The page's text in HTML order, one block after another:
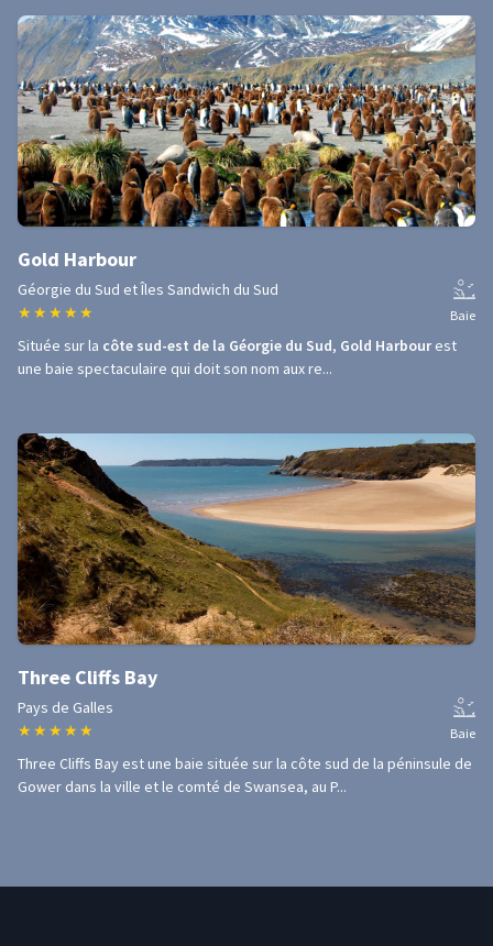
Gold Harbour
Géorgie du Sud et Îles Sandwich du Sud
★ ★ ★ ★ ★ Baie
Située sur la côte sud-est de la Géorgie du Sud, Gold Harbourest
une baie spectaculaire qui doit son nom aux re...
Three Cliffs Bay
Pays de Galles
★ ★ ★ ★ ★ Baie
Three Cliffs Bay est une baie située sur la côte sud de la péninsule de
Gower dans la ville et le comté de Swansea, au P...